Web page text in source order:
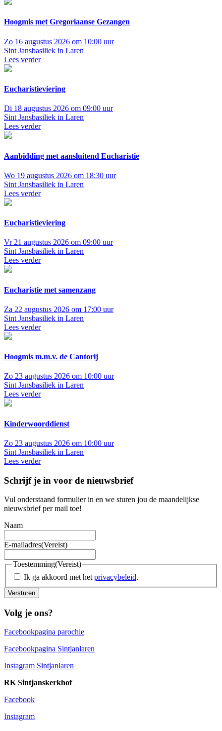
Hoogmis met Gregoriaanse Gezangen
Zo 16 augustus 2026 om 10:00 uur
Sint Jansbasiliek in Laren
Lees verder
Eucharistieviering
Di 18 augustus 2026 om 09:00 uur
Sint Jansbasiliek in Laren
Lees verder
Aanbidding met aansluitend Eucharistie
Wo 19 augustus 2026 om 18:30 uur
Sint Jansbasiliek in Laren
Lees verder
Eucharistieviering
Vr 21 augustus 2026 om 09:00 uur
Sint Jansbasiliek in Laren
Lees verder
Eucharistie met samenzang
Za 22 augustus 2026 om 17:00 uur
Sint Jansbasiliek in Laren
Lees verder
Hoogmis m.m.v. de Cantorij
Zo 23 augustus 2026 om 10:00 uur
Sint Jansbasiliek in Laren
Lees verder
Kinderwoorddienst
Zo 23 augustus 2026 om 10:00 uur
Sint Jansbasiliek in Laren
Lees verder
Schrijf je in voor de nieuwsbrief
Vul onderstaand formulier in en we sturen jou de maandelijkse
nieuwsbrief per mail toe!
Naam
E-mailadres(Vereist)
Toestemming(Vereist)
Ik ga akkoord met het privacybeleid.
Versturen
Volg je ons?
Facebookpagina parochie
Facebookpagina Sintjanlaren
Instagram Sintjanlaren
RK Sintjanskerkhof
Facebook
Instagram